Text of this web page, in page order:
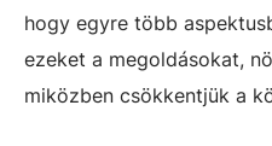
hogy egyre több
ezeket a megoldásokat,
miközben csökkentjük a